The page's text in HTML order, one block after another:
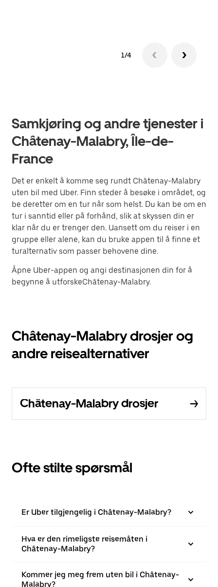
1/4
Samkjøring og andre tjenester i
Châtenay-Malabry, Île-de-
France
Det er enkelt å komme seg rundt Châtenay-Malabry
uten bil med Uber. Finn steder å besøke i området, og
be deretter om en tur når som helst. Du kan be om en
tur i sanntid eller på forhånd, slik at skyssen din er
klar når du er trenger den. Uansett om du reiser i en
gruppe eller alene, kan du bruke appen til å finne et
turalternativ som passer behovene dine.
Åpne Uber-appen og angi destinasjonen din for å
begynne å utforskeChâtenay-Malabry.
Châtenay-Malabry drosjer og
andre reisealternativer
Châtenay-Malabry drosjer
Ofte stilte spørsmål
Er Uber tilgjengelig i Châtenay-Malabry?
Hva er den rimeligste reisemåten i
Châtenay-Malabry?
Kommer jeg meg frem uten bil i Châtenay-
Malabry?